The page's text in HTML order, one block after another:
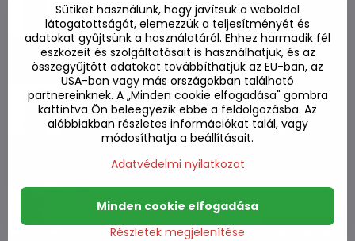
Készleten
1010 Ft Kosárba
Rizstészta 10mm 375g
Készleten
1090 Ft Kosárba
Rizstészta 5mm 400g
Készleten
970 Ft
Sütiket használunk, hogy javítsuk a weboldal
látogatottságát, elemezzük a teljesítményét és
adatokat gyűjtsünk a használatáról. Ehhez harmadik fél
eszközeit és szolgáltatásait is használhatjuk, és az
összegyűjtött adatokat továbbíthatjuk az EU-ban, az
USA-ban vagy más országokban található
partnereinknek. A „Minden cookie elfogadása" gombra
kattintva Ön beleegyezik ebbe a feldolgozásba. Az
alábbiakban részletes információkat talál, vagy
módosíthatja a beállításait.
Adatvédelmi nyilatkozat
Részletek megjelenítése
Minden cookie elfogadása